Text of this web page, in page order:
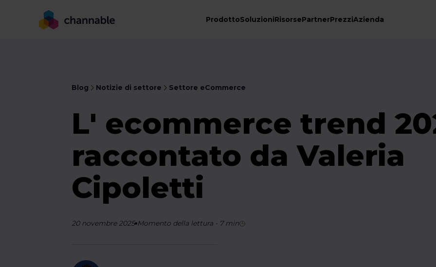
ProdottoSoluzioniRisorsePartnerPrezziAzienda
Blog Notizie di settore Settore eCommerce
L' ecommerce trend
raccontato da Valeria
Cipoletti
20 novembre 2025 Momento della lettura - 7min